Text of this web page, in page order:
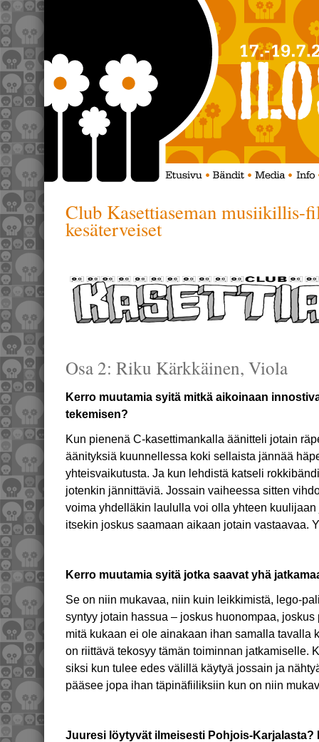
Club Kasettiaseman musiikillis-
kesäterveiset
Osa 2: Riku Kärkkäinen, Viola
Kerro muutamia syitä mitkä aikoinaan
tekemisen?
Kun pienenä C-kasettimankalla äänitteli jotain
äänityksiä kuunnellessa koki sellaista jännää
yhteisvaikutusta. Ja kun lehdistä katseli
jotenkin jännittäviä. Jossain vaiheessa sitten
voima yhdelläkin laululla voi olla yhteen
itsekin joskus saamaan aikaan jotain vastaavaa.
Kerro muutamia syitä jotka saavat yhä
Se on niin mukavaa, niin kuin leikkimistä, lego-
syntyy jotain hassua – joskus huonompaa,
mitä kukaan ei ole ainakaan ihan samalla tavalla
on riittävä tekosyy tämän toiminnan jatkamiselle.
siksi kun tulee edes välillä käytyä jossain ja
pääsee jopa ihan täpinäfiiliksiin kun on niin
Juuresi löytyvät ilmeisesti Pohjois-Karjalasta?